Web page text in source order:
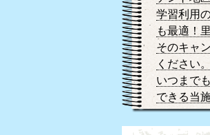
学習利用
も最適！
そのキャ
ください
いつまで
できる当